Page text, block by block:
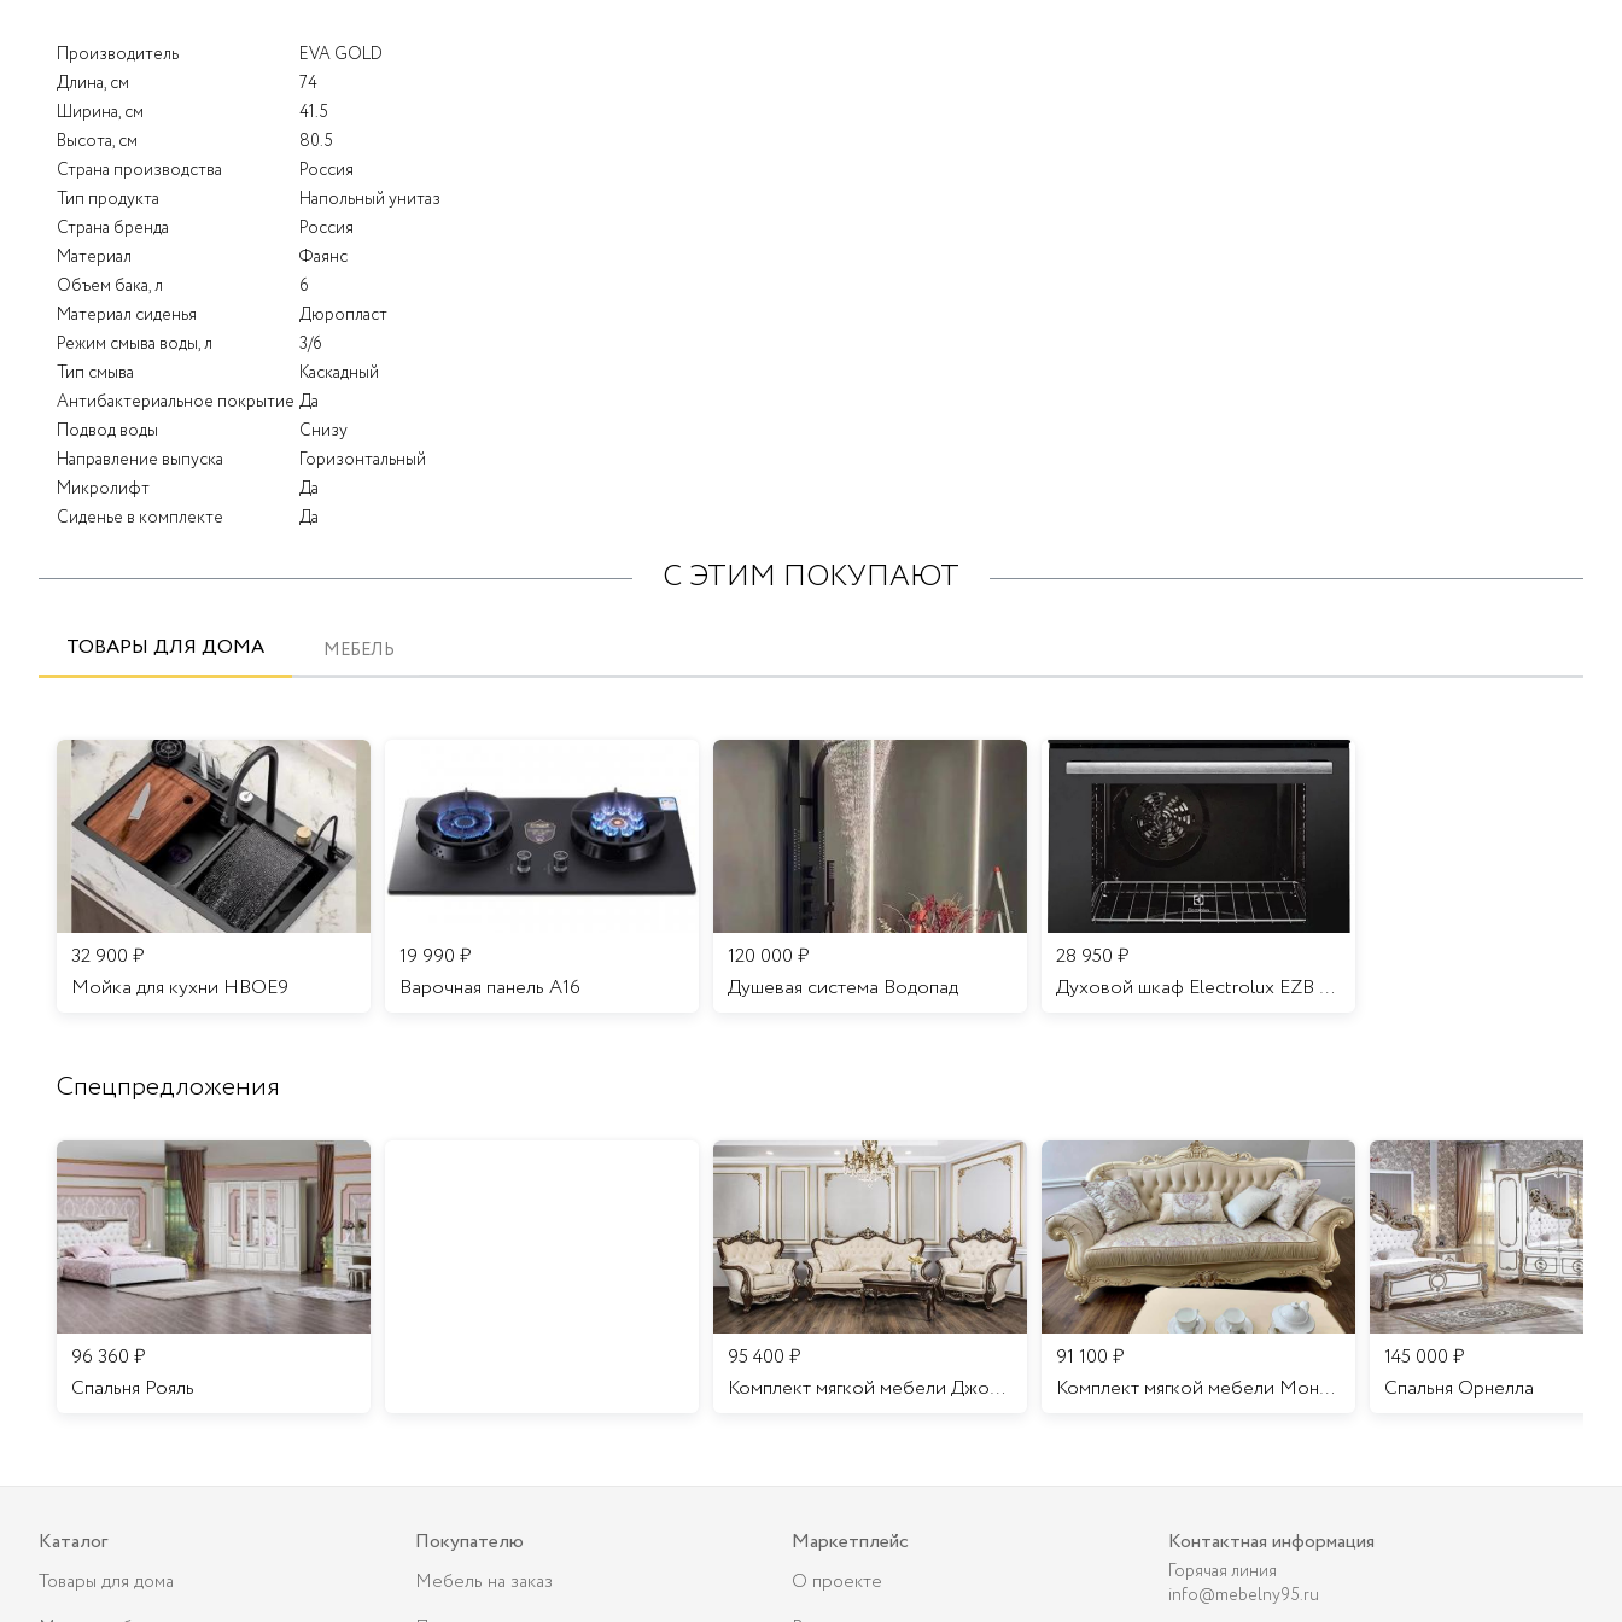
Производитель
EVA GOLD
Длина, см
74
Ширина, см
41.5
Высота, см
80.5
Страна производства
Россия
Тип продукта
Напольный унитаз
Страна бренда
Россия
Материал
Фаянс
Объем бака, л
6
Материал сиденья
Дюропласт
Режим смыва воды, л
3/6
Тип смыва
Каскадный
Антибактериальное покрытие Да
Подвод воды
Снизу
Направление выпуска
Горизонтальный
Микролифт
Да
Сиденье в комплекте
Да
С ЭТИМ ПОКУПАЮТ
ТОВАРЫ ДЛЯ ДОМА МЕБЕЛЬ
32 900 ₽
Мойка для кухни HBOE9
19 990 ₽
Варочная панель A16
120 000 ₽
Душевая система Водопад
28 950 ₽
Духовой шкаф Electrolux EZB 52410 AK
Спецпредложения
96 360 ₽
Спальня Рояль
95 400 ₽
Комплект мягкой мебели Джоконда
91 100 ₽
Комплект мягкой мебели Мона Лиза
145 000 ₽
Cпальня Орнелла
Каталог
Товары для дома
Покупателю
Мебель на заказ
Маркетплейс
О проекте
Контактная информация
Горячая линия
info@mebelny95.ru